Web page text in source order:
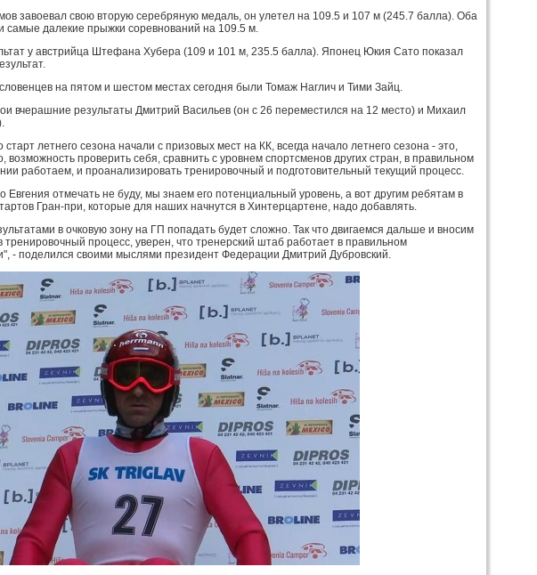
завоевал свою вторую серебряную медаль, он улетел на 109.5 и 107 м (245.7 балла). Оба
самые далекие прыжки соревнований на 109.5 м.
у австрийца Штефана Хубера (109 и 101 м, 235.5 балла). Японец Юкия Сато показал
на пятом и шестом местах сегодня были Томаж Наглич и Тими Зайц.
вчерашние результаты Дмитрий Васильев (он с 26 переместился на 12 место) и Михаил
старт летнего сезона начали с призовых мест на КК, всегда начало летнего сезона - это,
возможность проверить себя, сравнить с уровнем спортсменов других стран, в правильном
работаем, и проанализировать тренировочный и подготовительный текущий процесс.
Евгения отмечать не буду, мы знаем его потенциальный уровень, а вот другим ребятам в
Гран-при, которые для наших начнутся в Хинтерцартене, надо добавлять.
в очковую зону на ГП попадать будет сложно. Так что двигаемся дальше и вносим
тренировочный процесс, уверен, что тренерский штаб работает в правильном
- поделился своими мыслями президент Федерации Дмитрий Дубровский.